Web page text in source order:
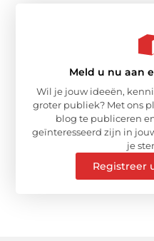
Meld u nu aan
Wil je jouw ideeën,
groter publiek? Met ons
blog te publiceren
geïnteresseerd zijn in
je
Registreer